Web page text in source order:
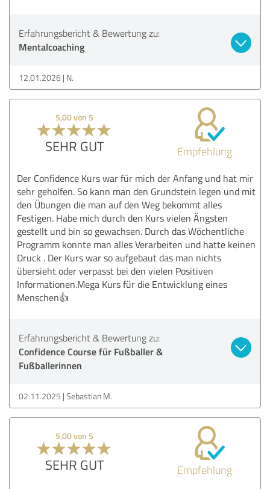
Erfahrungsbericht & Bewertung zu:
Mentalcoaching
12.01.2026 N.
5,00 von 5
SEHR GUT Empfehlung
Der Confidence Kurs war für mich der Anfang und hat mir
sehr geholfen. So kann man den Grundstein legen und mit
den Übungen die man auf den Weg bekommt alles
Festigen. Habe mich durch den Kurs vielen Ängsten
gestellt und bin so gewachsen. Durch das Wöchentliche
Programm konnte man alles Verarbeiten und hatte keinen
Druck . Der Kurs war so aufgebaut das man nichts
übersieht oder verpasst bei den vielen Positiven
Informationen.Mega Kurs für die Entwicklung eines
Menschen👍
Erfahrungsbericht & Bewertung zu:
Confidence Course für Fußballer &
Fußballerinnen
02.11.2025 Sebastian M.
5,00 von 5
SEHR GUT Empfehlung